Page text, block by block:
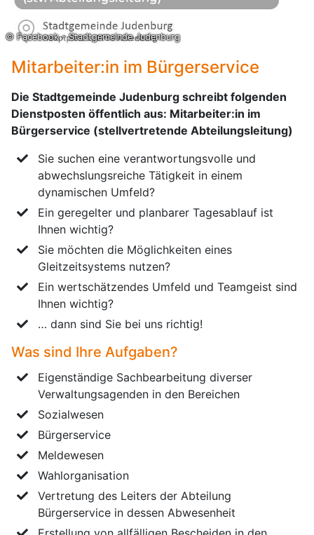
© Facebook - Stadtgemeinde Judenburg
Mitarbeiter:in im Bürgerservice
Die Stadtgemeinde Judenburg schreibt folgenden
Dienstposten öffentlich aus: Mitarbeiter:in im
Bürgerservice (stellvertretende Abteilungsleitung)
Sie suchen eine verantwortungsvolle und
abwechslungsreiche Tätigkeit in einem
dynamischen Umfeld?
Ein geregelter und planbarer Tagesablauf ist
Ihnen wichtig?
Sie möchten die Möglichkeiten eines
Gleitzeitsystems nutzen?
Ein wertschätzendes Umfeld und Teamgeist sind
Ihnen wichtig?
… dann sind Sie bei uns richtig!
Was sind Ihre Aufgaben?
Eigenständige Sachbearbeitung diverser
Verwaltungsagenden in den Bereichen
Sozialwesen
Bürgerservice
Meldewesen
Wahlorganisation
Vertretung des Leiters der Abteilung
Bürgerservice in dessen Abwesenheit